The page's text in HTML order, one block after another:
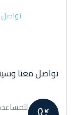
تواصل معنا